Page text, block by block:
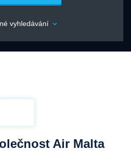
vyhledávání
Air Malta